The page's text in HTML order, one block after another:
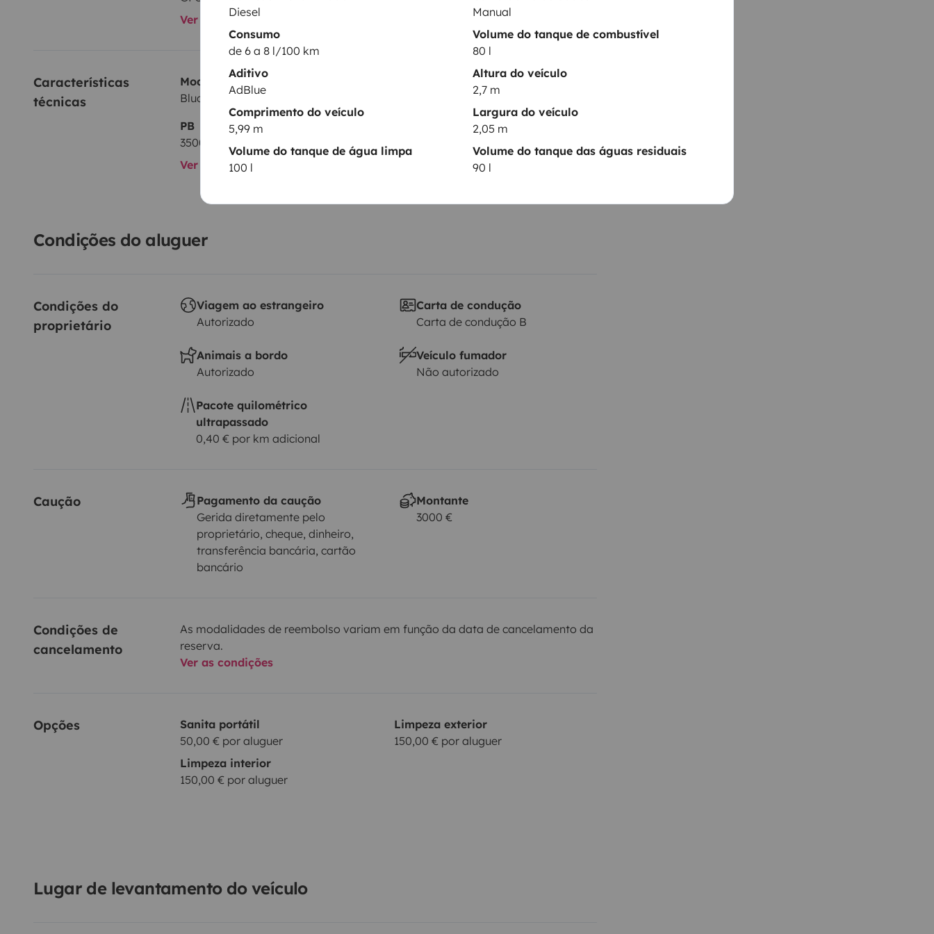
Diesel
Manual
Consumo
de 6 a 8 l/100 km
Volume do tanque de combustível
80 l
Aditivo
AdBlue
Altura do veículo
2,7 m
Comprimento do veículo
5,99 m
Largura do veículo
2,05 m
Volume do tanque de água limpa
100 l
Volume do tanque das águas residuais
90 l
Ver todos os equipamentos
Características
técnicas
Modelo
Blucamp LASER 600
Data de circulação
PB
3500 kg
Ver todas as características
Condições do aluguer
Condições do
proprietário
Viagem ao estrangeiro
Autorizado
Carta de condução
Carta de condução B
Animais a bordo
Autorizado
Veículo fumador
Não autorizado
Pacote quilométrico
ultrapassado
0,40 € por km adicional
Caução
Pagamento da caução
Gerida diretamente pelo
proprietário, cheque, dinheiro,
transferência bancária, cartão
bancário
Montante
3000 €
Condições de
cancelamento
As modalidades de reembolso variam em função da data de cancelamento da
reserva.
Ver as condições
Opções
Sanita portátil
50,00 € por aluguer
Limpeza exterior
150,00 € por aluguer
Limpeza interior
150,00 € por aluguer
Lugar de levantamento do veículo